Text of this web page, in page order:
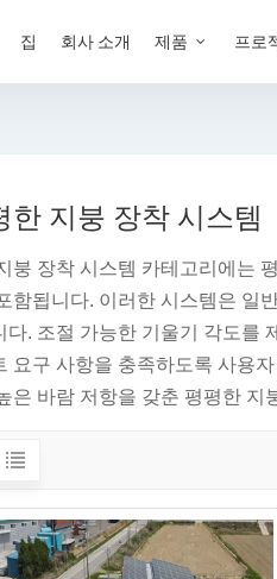
집 회사 소개 제품 프로
한 지붕 장착 시스템
붕 장착 시스템 카테고리에는
함됩니다. 이러한 시스템은 일
다. 조절 가능한 기울기 각도를
요구 사항을 충족하도록 사용
은 바람 저항을 갖춘 평평한 지